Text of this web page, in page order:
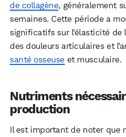
de collagène, généralement
semaines. Cette période a
significatifs sur l’élasticité de
des douleurs articulaires et
santé osseuse et musculaire.
Nutriments
production
Il est important de noter que